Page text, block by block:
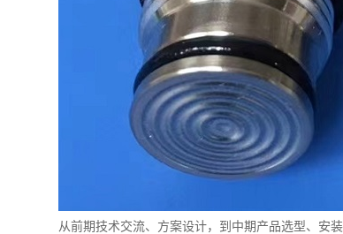
从前期技术交流、方案设计，到中期产品选型、安